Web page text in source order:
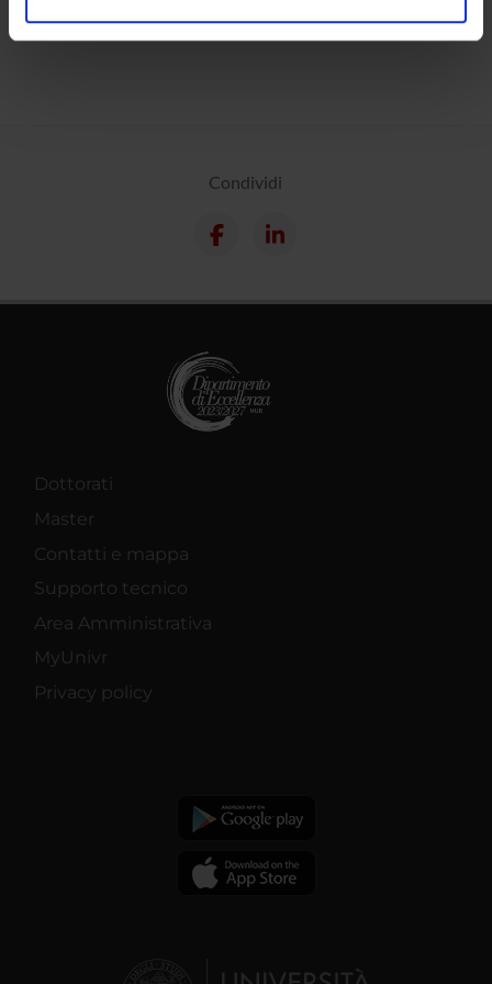
analizzare il nostro traffico. Condividiamo inoltre
Condividi
Dottorati
Master
Contatti e mappa
Supporto tecnico
Area Amministrativa
MyUnivr
Privacy policy